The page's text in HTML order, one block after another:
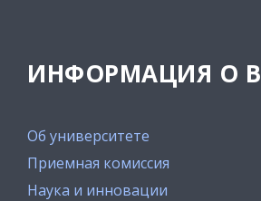
ИНФОРМАЦИЯ О
Об университете
Приемная комиссия
Наука и инновации